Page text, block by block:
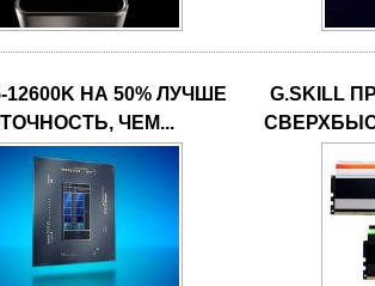
12600K НА 50% ЛУЧШЕ
ЧЕМ...
G.SKILL